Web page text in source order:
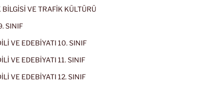
BİLGİSİ VE TRAFİK KÜLTÜRÜ
SINIF
VE EDEBİYATI 10. SINIF
VE EDEBİYATI 11. SINIF
VE EDEBİYATI 12. SINIF